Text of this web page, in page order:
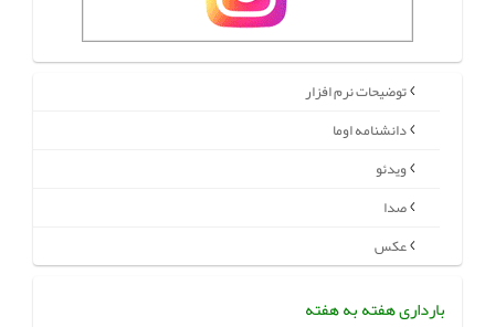
توضیحات نرم افزار
دانشنامه اوما
ویدئو
صدا
عکس
بارداری هفته به هفته